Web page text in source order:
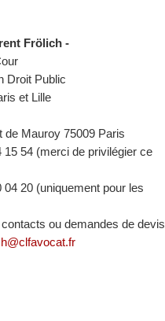
Frölich -
Droit Public
et Lille
de Mauroy 75009 Paris
15 54 (merci de privilégier ce
04 20 (uniquement pour les
ou demandes de devis